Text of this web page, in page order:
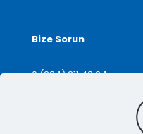
Bize Sorun
0 (224) 211 42 24